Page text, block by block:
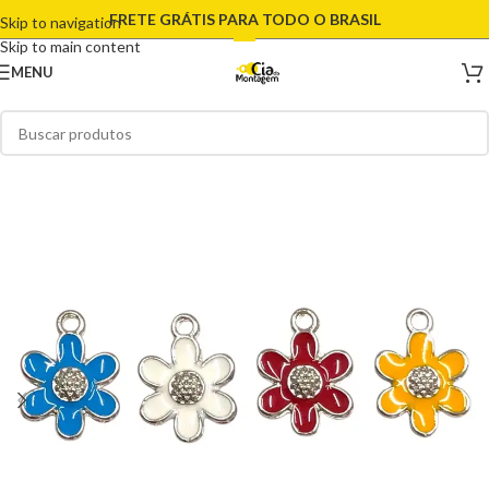
Skip to navigation
Skip to main content
FRETE GRÁTIS PARA TODO O BRASIL
MENU